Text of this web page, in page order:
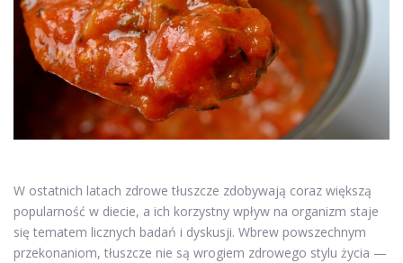
W ostatnich latach zdrowe tłuszcze zdobywają coraz większą
popularność w diecie, a ich korzystny wpływ na organizm staje
się tematem licznych badań i dyskusji. Wbrew powszechnym
przekonaniom, tłuszcze nie są wrogiem zdrowego stylu życia —